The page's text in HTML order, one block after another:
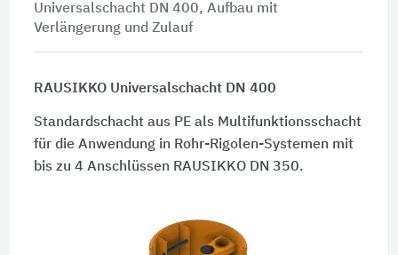
Universalschacht DN 400, Aufbau mit
Verlängerung und Zulauf
RAUSIKKO Universalschacht DN 400
Standardschacht aus PE als Multifunktionsschacht
für die Anwendung in Rohr-Rigolen-Systemen mit
bis zu 4 Anschlüssen RAUSIKKO DN 350.